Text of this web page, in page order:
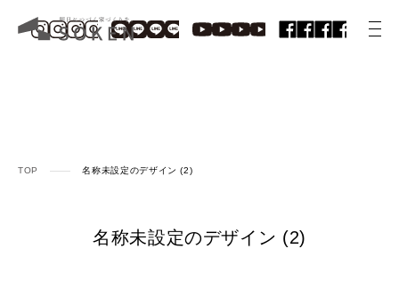
TOP 名称未設定のデザイン (2)
名称未設定のデザイン (2)